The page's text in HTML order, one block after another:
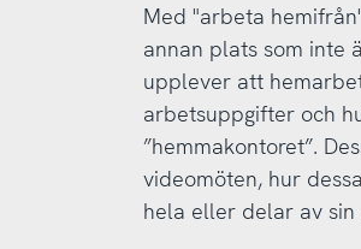
Med "arbeta
annan plats som inte
upplever att
arbetsuppgifter och
”hemmakontoret”.
videomöten, hur
hela eller delar av